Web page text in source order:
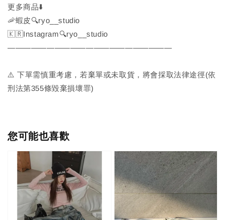
更多商品⬇️
🦐蝦皮🔍ryo__studio
🇰🇷Instagram🔍ryo__studio
—————————————————————
⚠️ 下單需慎重考慮，若棄單或未取貨，將會採取法律途徑(依
刑法第355條毀棄損壞罪)
您可能也喜歡